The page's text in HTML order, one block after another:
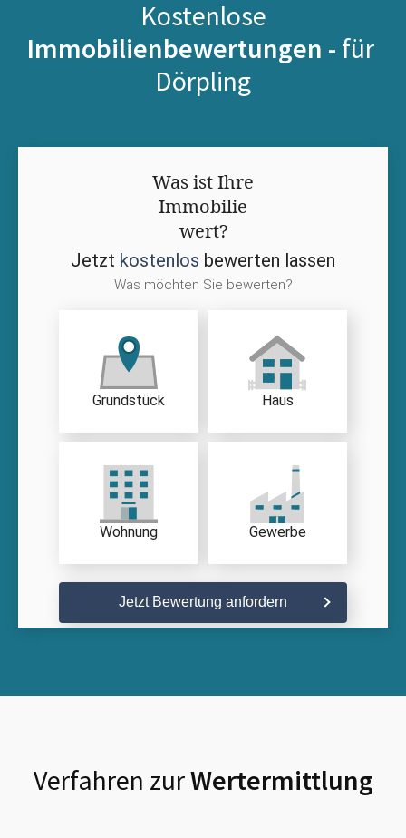
Kostenlose
Immobilienbewertungen - für
Dörpling
Was ist Ihre
Immobilie
wert?
Jetzt kostenlos bewerten lassen
Was möchten Sie bewerten?
Grundstück Haus
Wohnung Gewerbe
Jetzt Bewertung anfordern
Verfahren zurWertermittlung